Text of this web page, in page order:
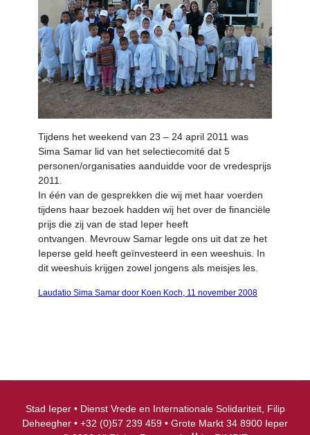
Tijdens het weekend van 23 – 24 april 2011 was
Sima Samar lid van het selectiecomité dat 5
personen/organisaties aanduidde voor de vredesprijs
2011.
In één van de gesprekken die wij met haar voerden
tijdens haar bezoek hadden wij het over de financiële
prijs die zij van de stad Ieper heeft
ontvangen. Mevrouw Samar legde ons uit dat ze het
Ieperse geld heeft geïnvesteerd in een weeshuis. In
dit weeshuis krijgen zowel jongens als meisjes les.
Laudatio Sima Samar door Koen Koch, 11 november 2008
Stad Ieper • Dienst Vrede en Internationale Solidariteit, Filip
Deheegher • +32 (0)57 239 459 • Grote Markt 34 8900 Ieper